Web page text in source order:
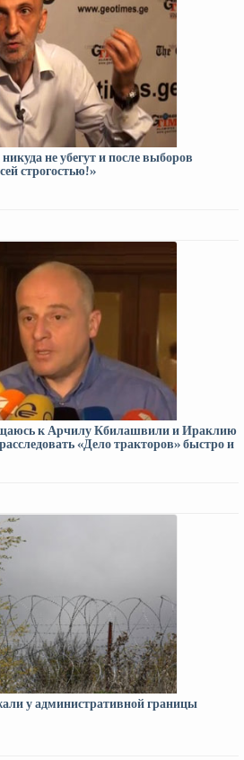
не убегут и после выборов
строгостью!»
к Арчилу Кбилашвили и Ираклию
«Дело тракторов» быстро и
у административной границы